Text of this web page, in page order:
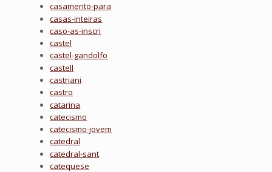
casamento-para
casas-inteiras
caso-as-inscri
castel
castel-gandolfo
castell
castriani
castro
catarina
catecismo
catecismo-jovem
catedral
catedral-sant
catequese